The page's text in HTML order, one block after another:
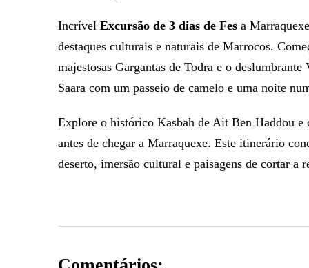
Incrível Excursão de 3 dias de Fes a
destaques culturais e naturais de Marrocos.
majestosas Gargantas de Todra e o
Saara com um passeio de camelo e uma noite
Explore o histórico Kasbah de Ait Ben Haddou e
antes de chegar a Marraquexe. Este itinerário
deserto, imersão cultural e paisagens de cortar a